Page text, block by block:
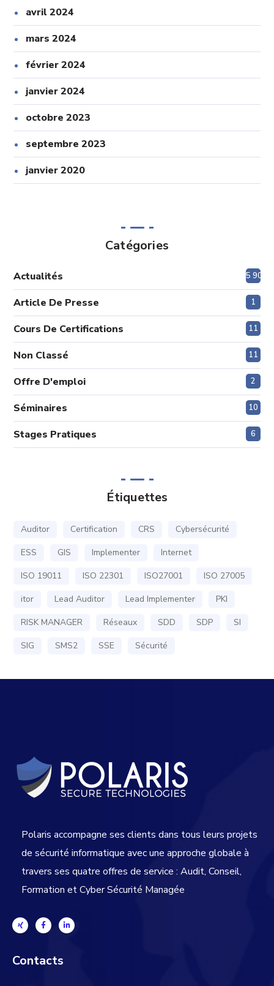
avril 2024
mars 2024
février 2024
janvier 2024
octobre 2023
septembre 2023
janvier 2020
Catégories
Actualités 5 908
Article De Presse 1
Cours De Certifications 11
Non Classé 11
Offre D'emploi 2
Séminaires 10
Stages Pratiques 6
Étiquettes
Auditor Certification CRS
Cybersécurité
ESS
GIS Implementer
Internet
ISO 19011
ISO 22301 ISO27001
ISO 27005
itor
Lead Auditor Lead Implementer
PKI
RISK MANAGER
Réseaux SDD SDP
SI
SIG
SMS2 SSE Sécurité
Polaris accompagne ses clients dans tous leurs projets
de sécurité informatique avec une approche globale à
travers ses quatre offres de service : Audit, Conseil,
Formation et Cyber Sécurité Managée
Contacts